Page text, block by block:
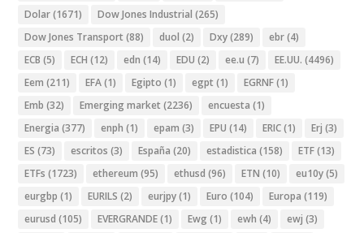
Dolar(1671) Dow Jones Industrial (265)
Dow Jones Transport (88) duol (2) Dxy(289) ebr(4)
ECB (5) ECH (12) edn (14) EDU (2) ee.u (7) EE.UU. (4496)
Eem (211) EFA(1) Egipto (1) egpt (1) EGRNF(1)
Emb (32) Emerging market (2236) encuesta (1)
Energia (377) enph (1) epam (3) EPU (14) ERIC(1) Erj (3)
ES (73) escritos (3) España (20) estadistica (158) ETF(13)
ETFs (1723) ethereum (95) ethusd (96) ETN (10) eu10y(5)
eurgbp (1) EURILS (2) eurjpy(1) Euro (104) Europa (119)
eurusd (105) EVERGRANDE(1) Ewg (1) ewh (4) ewj (3)